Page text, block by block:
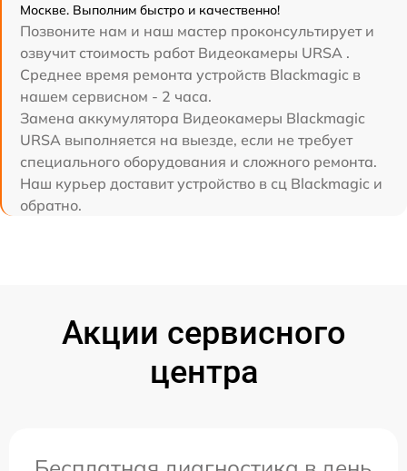
Москве. Выполним быстро и качественно!
Позвоните нам и наш мастер проконсультирует и
озвучит стоимость работ Видеокамеры URSA .
Среднее время ремонта устройств Blackmagic в
нашем сервисном - 2 часа.
Замена аккумулятора Видеокамеры Blackmagic
URSA выполняется на выезде, если не требует
специального оборудования и сложного ремонта.
Наш курьер доставит устройство в сц Blackmagic и
обратно.
Акции сервисного
центра